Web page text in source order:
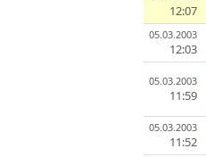
12:07
05.03.2003
12:03
05.03.2003
11:59
05.03.2003
11:52